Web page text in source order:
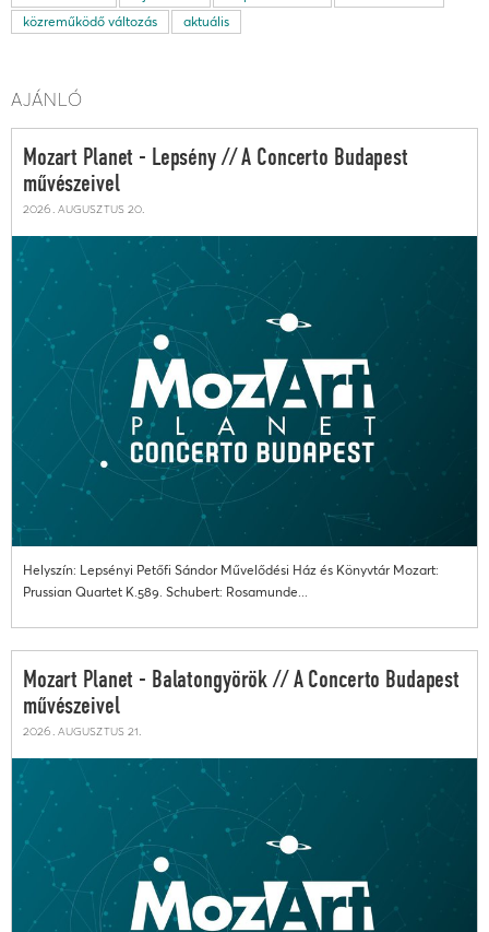
közreműködő változás
aktuális
AJÁNLÓ
Mozart Planet - Lepsény // A Concerto Budapest
művészeivel
2026. augusztus 20.
Helyszín: Lepsényi Petőfi Sándor Művelődési Ház és Könyvtár Mozart:
Prussian Quartet K.589. Schubert: Rosamunde...
Mozart Planet - Balatongyörök // A Concerto Budapest
művészeivel
2026. augusztus 21.